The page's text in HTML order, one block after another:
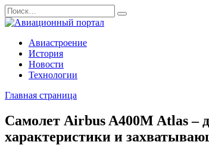
Перейти
к
содержанию
Search
for:
Авиастроение
История
Новости
Технологии
Главная страница
Самолет Airbus A400M Atlas –
характеристики и